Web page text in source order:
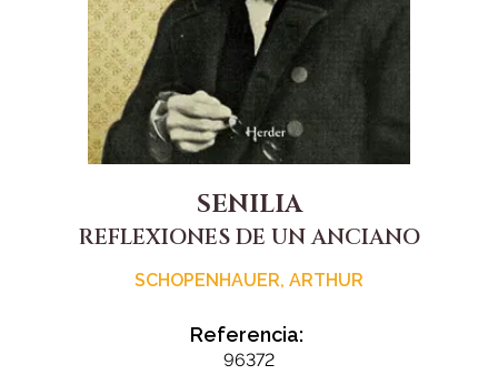
SENILIA
REFLEXIONES DE UN ANCIANO
SCHOPENHAUER, ARTHUR
Referencia:
96372